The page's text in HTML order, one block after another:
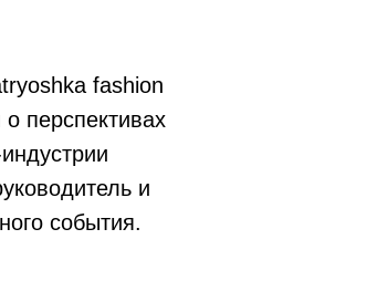
fashion
перспективах
и
события.